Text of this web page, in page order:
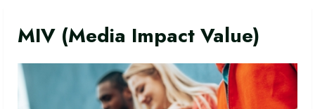
MIV (Media Impact Value)